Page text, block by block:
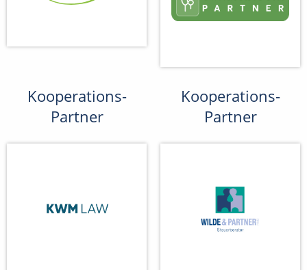
Kooperations-
Partner
Kooperations-
Partner